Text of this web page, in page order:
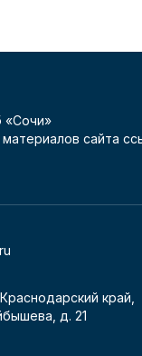
«Сочи»
сайта
край,
д. 21